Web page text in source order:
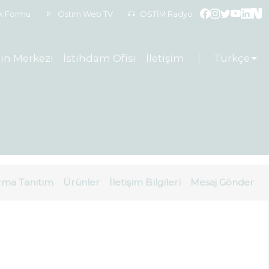
Formu Ostim Web TV OSTİM Radyo
Merkezi İstihdam Ofisi İletişim Türkçe
Tanıtım Ürünler İletişim Bilgileri Mesaj Gönder